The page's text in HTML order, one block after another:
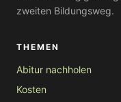
zweiten Bildungsweg.
THEMEN
Abitur nachholen
Kosten